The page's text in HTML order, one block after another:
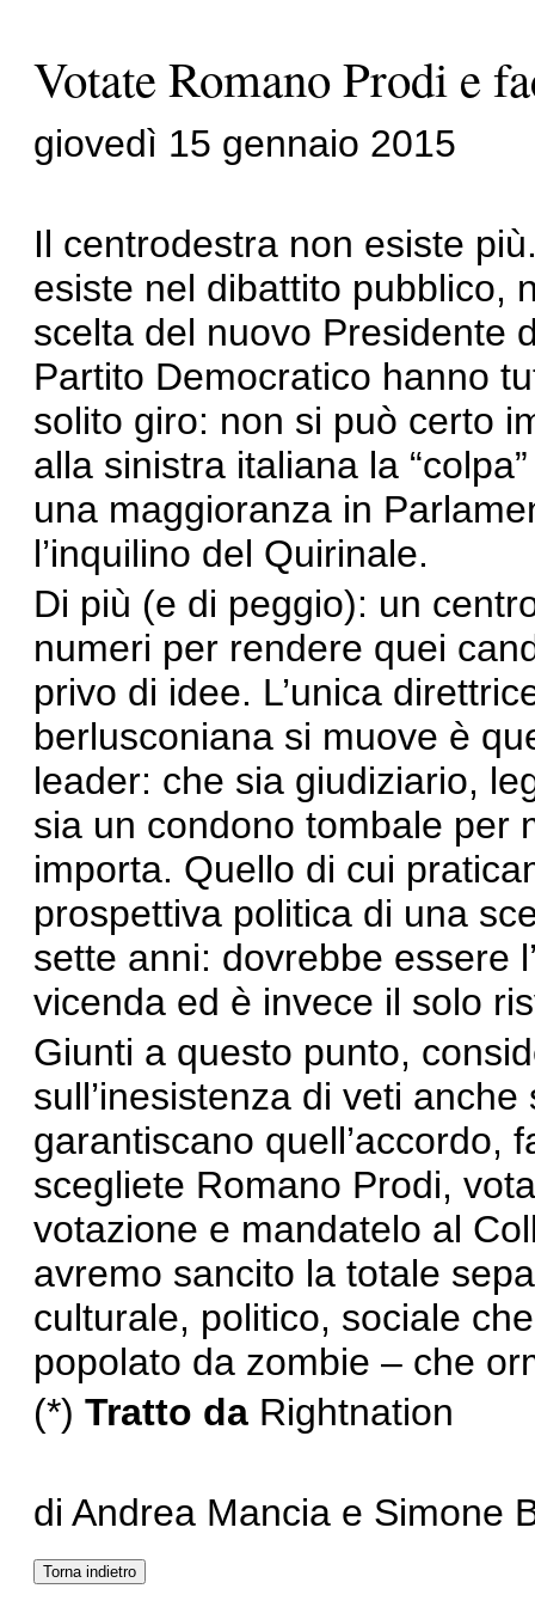
Votate Romano Prodi e
giovedì 15 gennaio 2015
Il centrodestra non esiste
esiste nel dibattito pubblico,
scelta del nuovo Presidente
Partito Democratico hanno
solito giro: non si può certo
alla sinistra italiana la
una maggioranza in
l’inquilino del Quirinale.
Di più (e di peggio): un
numeri per rendere quei
privo di idee. L’unica
berlusconiana si muove è
leader: che sia giudiziario,
sia un condono tombale per
importa. Quello di cui
prospettiva politica di una
sette anni: dovrebbe essere
vicenda ed è invece il solo
Giunti a questo punto,
sull’inesistenza di veti
garantiscano quell’accordo,
scegliete Romano Prodi,
votazione e mandatelo al
avremo sancito la totale
culturale, politico, sociale
popolato da zombie – che
(*) Tratto da Rightnation
di Andrea Mancia e Simone